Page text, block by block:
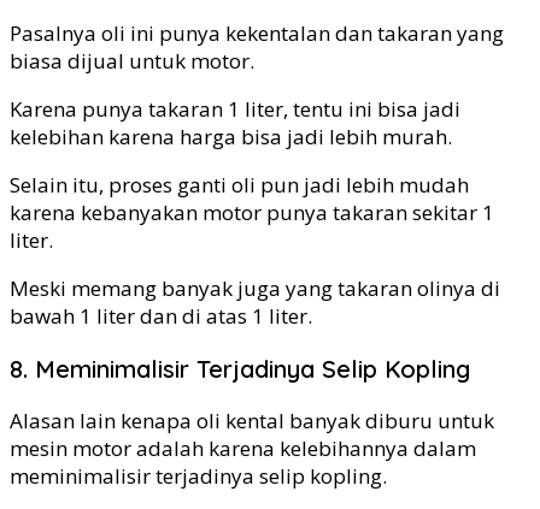
Pasalnya oli ini punya kekentalan dan takaran yang
biasa dijual untuk motor.
Karena punya takaran 1 liter, tentu ini bisa jadi
kelebihan karena harga bisa jadi lebih murah.
Selain itu, proses ganti oli pun jadi lebih mudah
karena kebanyakan motor punya takaran sekitar 1
liter.
Meski memang banyak juga yang takaran olinya di
bawah 1 liter dan di atas 1 liter.
8. Meminimalisir Terjadinya Selip Kopling
Alasan lain kenapa oli kental banyak diburu untuk
mesin motor adalah karena kelebihannya dalam
meminimalisir terjadinya selip kopling.